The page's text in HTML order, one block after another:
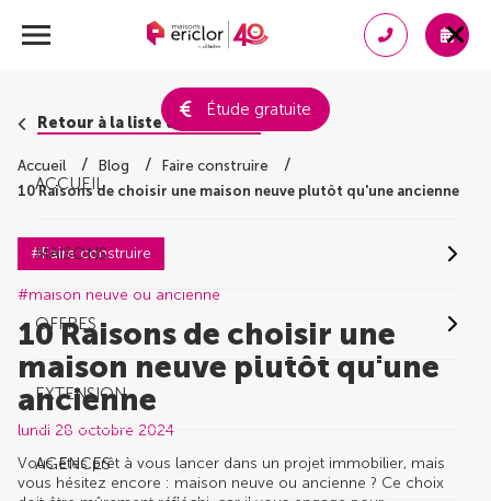
Étude gratuite
ACCUEIL
MAISONS
OFFRES
EXTENSION
AGENCES
Retour à la liste des conseils
Accueil Blog
Faire construire
10 Raisons de choisir une maison neuve plutôt qu'une ancienne
#Faire construire
#maison neuve ou ancienne
10 Raisons de choisir une
maison neuve plutôt qu'une
ancienne
lundi 28 octobre 2024
Vous êtes prêt à vous lancer dans un projet immobilier, mais
vous hésitez encore : maison neuve ou ancienne ? Ce choix